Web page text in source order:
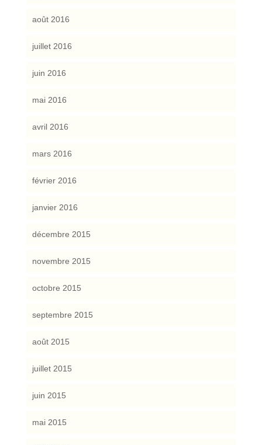
août 2016
juillet 2016
juin 2016
mai 2016
avril 2016
mars 2016
février 2016
janvier 2016
décembre 2015
novembre 2015
octobre 2015
septembre 2015
août 2015
juillet 2015
juin 2015
mai 2015